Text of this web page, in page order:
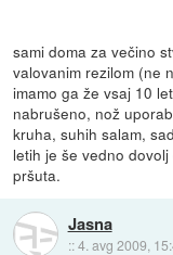
sami doma za večino
valovanim rezilom (ne
imamo ga že vsaj 10
nabrušeno, nož
kruha, suhih salam,
letih je še vedno
pršuta.
Jasna
::4. avg 2009,